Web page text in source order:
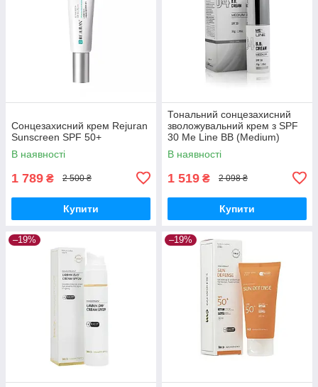
Сонцезахисний крем Rejuran
Sunscreen SPF 50+
В наявності
1 789 ₴ 2 500 ₴
Купити
Тональний сонцезахисний
зволожувальний крем з SPF
30 Me Line BB (Medium)
В наявності
1 519 ₴ 2 098 ₴
Купити
–19% –19%